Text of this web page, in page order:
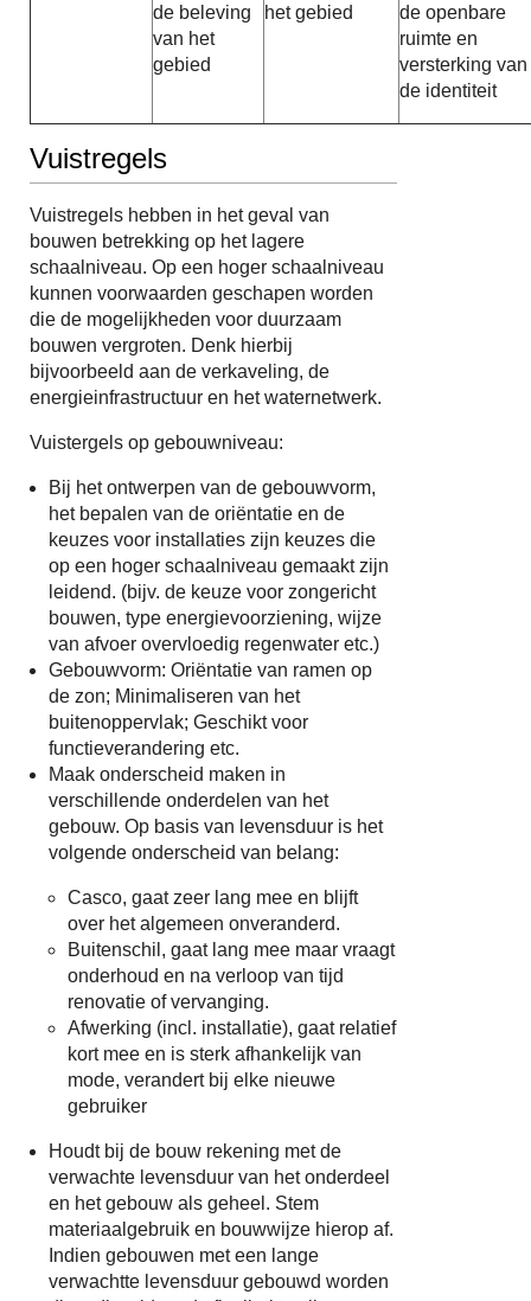
de beleving
van het
gebied
het gebied
de openbare
ruimte en
versterking van
de identiteit
Vuistregels
Vuistregels hebben in het geval van
bouwen betrekking op het lagere
schaalniveau. Op een hoger schaalniveau
kunnen voorwaarden geschapen worden
die de mogelijkheden voor duurzaam
bouwen vergroten. Denk hierbij
bijvoorbeeld aan de verkaveling, de
energieinfrastructuur en het waternetwerk.
Vuistergels op gebouwniveau:
Bij het ontwerpen van de gebouwvorm,
het bepalen van de oriëntatie en de
keuzes voor installaties zijn keuzes die
op een hoger schaalniveau gemaakt zijn
leidend. (bijv. de keuze voor zongericht
bouwen, type energievoorziening, wijze
van afvoer overvloedig regenwater etc.)
Gebouwvorm: Oriëntatie van ramen op
de zon; Minimaliseren van het
buitenoppervlak; Geschikt voor
functieverandering etc.
Maak onderscheid maken in
verschillende onderdelen van het
gebouw. Op basis van levensduur is het
volgende onderscheid van belang:
Casco, gaat zeer lang mee en blijft
over het algemeen onveranderd.
Buitenschil, gaat lang mee maar vraagt
onderhoud en na verloop van tijd
renovatie of vervanging.
Afwerking (incl. installatie), gaat relatief
kort mee en is sterk afhankelijk van
mode, verandert bij elke nieuwe
gebruiker
Houdt bij de bouw rekening met de
verwachte levensduur van het onderdeel
en het gebouw als geheel. Stem
materiaalgebruik en bouwwijze hierop af.
Indien gebouwen met een lange
verwachtte levensduur gebouwd worden